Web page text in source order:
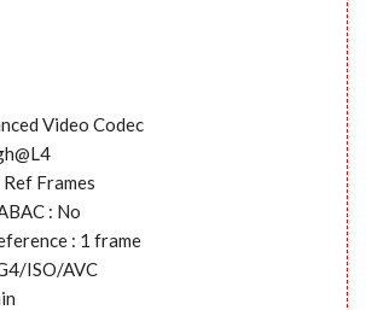
Video Codec
Frames
: No
: 1 frame
ISO/AVC